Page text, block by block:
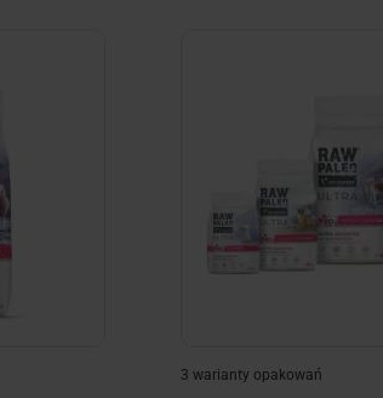
3 warianty opakowań